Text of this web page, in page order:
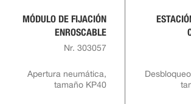
MÓDULO DE FIJACIÓN
ENROSCABLE
Nr. 303057
Apertura neumática,
tamaño KP40